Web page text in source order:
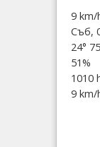
9 km/
Съб,
24°
51%
1010
9 km/